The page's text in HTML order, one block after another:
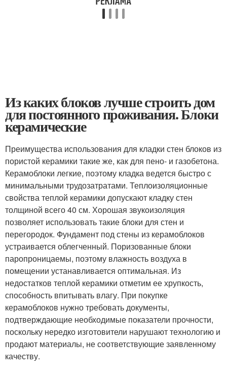
Из каких блоков лучше строить дом
для постоянного проживания. Блоки
керамические
Преимущества использования для кладки стен блоков из
пористой керамики такие же, как для пено- и газобетона.
Керамоблоки легкие, поэтому кладка ведется быстро с
минимальными трудозатратами. Теплоизоляционные
свойства теплой керамики допускают кладку стен
толщиной всего 40 см. Хорошая звукоизоляция
позволяет использовать такие блоки для стен и
перегородок. Фундамент под стены из керамоблоков
устраивается облегченный. Поризованные блоки
паропроницаемы, поэтому влажность воздуха в
помещении устанавливается оптимальная. Из
недостатков теплой керамики отметим ее хрупкость,
способность впитывать влагу. При покупке
керамоблоков нужно требовать документы,
подтверждающие необходимые показатели прочности,
поскольку нередко изготовители нарушают технологию и
продают материалы, не соответствующие заявленному
качеству.